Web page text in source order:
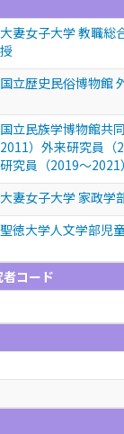
大妻女子大学 教職総
授
国立歴史民俗博物館
国立民族学博物館共
2011）外来研究員（
研究員（2019～2021）
大妻女子大学 家政学
聖徳大学人文学部児
コード